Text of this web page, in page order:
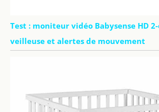
Test : moniteur vidéo Babysense HD
veilleuse et alertes de mouvement